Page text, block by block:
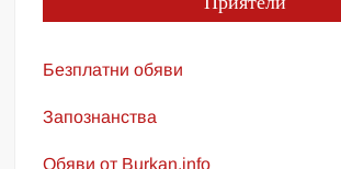
Безплатни обяви
Запознанства
Обяви от Burkan.info